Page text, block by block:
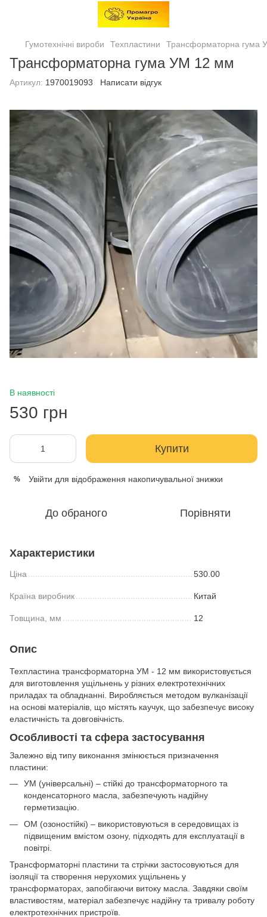
Гумотехнічні вироби Техпластини Трансформаторна гума
Трансформаторна гума УМ 12 мм
Артикул: 1970019093 Написати відгук
В наявності
530 грн
Купити
% Увійти для відображення накопичувальної знижки
До обраного Порівняти
Характеристики
Ціна 530.00
Країна виробник Китай
Товщина, мм 12
Опис
Техпластина трансформаторна УМ - 12 мм використовується
для виготовлення ущільнень у різних електротехнічних
приладах та обладнанні. Виробляється методом вулканізації
на основі матеріалів, що містять каучук, що забезпечує високу
еластичність та довговічність.
Особливості та сфера застосування
Залежно від типу виконання змінюється призначення
пластини:
УМ (універсальні) – стійкі до трансформаторного та
конденсаторного масла, забезпечують надійну
герметизацію.
ОМ (озоностійкі) – використовуються в середовищах із
підвищеним вмістом озону, підходять для експлуатації в
повітрі.
Трансформаторні пластини та стрічки застосовуються для
ізоляції та створення нерухомих ущільнень у
трансформаторах, запобігаючи витоку масла. Завдяки своїм
властивостям, матеріал забезпечує надійну та тривалу роботу
електротехнічних пристроїв.